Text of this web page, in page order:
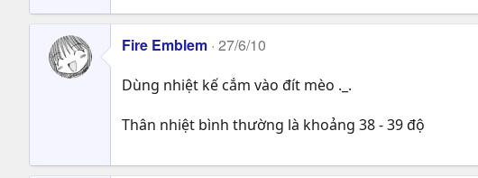
Fire Emblem 27/6/10
Dùng nhiệt kế cắm vào đít mèo ._.
Thân nhiệt bình thường là khoảng 38 - 39 độ